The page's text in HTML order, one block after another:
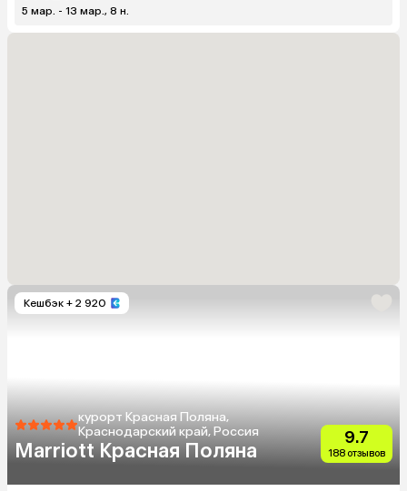
5 мар. - 13 мар., 8 н.
Кешбэк + 2 920
курорт Красная Поляна,
Краснодарский край, Россия
Marriott Красная Поляна
9.7
188 отзывов